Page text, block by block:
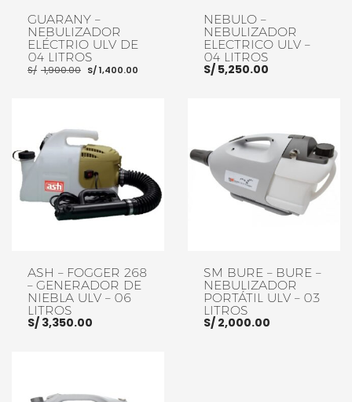
GUARANY –
NEBULIZADOR
ELÉCTRIO ULV DE
04 LITROS
S/ 1,900.00 El
precio
S/1,400.00
AÑADIR AL CARRITO
NEBULO –
NEBULIZADOR
ELECTRICO ULV –
04 LITROS
S/ 5,250.00
AÑADIR AL CARRITO
ASH – FOGGER 268
– GENERADOR DE
NIEBLA ULV – 06
LITROS
S/ 3,350.00
AÑADIR AL CARRITO
SM BURE – BURE –
NEBULIZADOR
PORTÁTIL ULV – 03
LITROS
S/ 2,000.00